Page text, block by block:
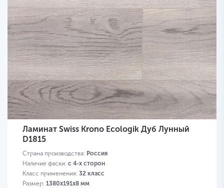
Ламинат Swiss Krono Ecologik Дуб Лунный
D1815
Страна производства: Россия
Наличие фаски: с 4-х сторон
Класс применения: 32 класс
Размер: 1380х191х8 мм